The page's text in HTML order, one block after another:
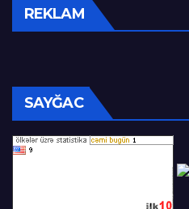
REKLAM
SAYĞAC